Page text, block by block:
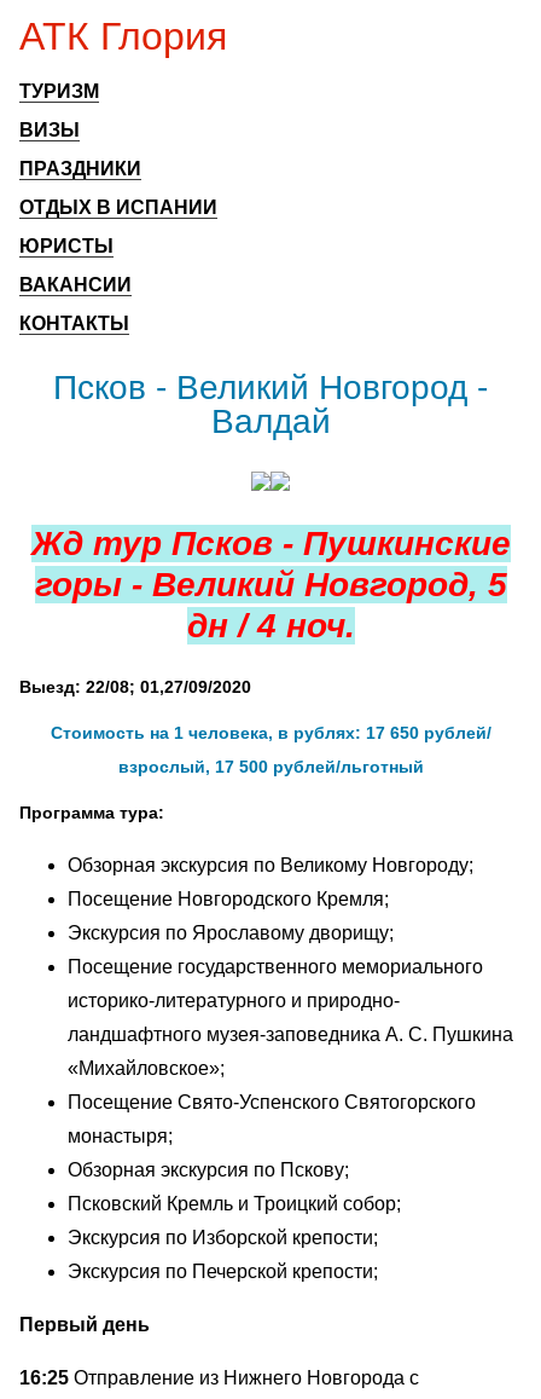
АТК Глория
ТУРИЗМ
ВИЗЫ
ПРАЗДНИКИ
ОТДЫХ В ИСПАНИИ
ЮРИСТЫ
ВАКАНСИИ
КОНТАКТЫ
Псков - Великий Новгород -
Валдай
Жд тур Псков - Пушкинские
горы - Великий Новгород, 5
дн / 4 ноч.
Выезд: 22/08; 01,27/09/2020
Стоимость на 1 человека, в рублях: 17 650 рублей/
взрослый, 17 500 рублей/льготный
Программа тура:
Обзорная экскурсия по Великому Новгороду;
Посещение Новгородского Кремля;
Экскурсия по Ярославому дворищу;
Посещение государственного мемориального
историко-литературного и природно-
ландшафтного музея-заповедника А. С. Пушкина
«Михайловское»;
Посещение Свято-Успенского Святогорского
монастыря;
Обзорная экскурсия по Пскову;
Псковский Кремль и Троицкий собор;
Экскурсия по Изборской крепости;
Экскурсия по Печерской крепости;
Первый день
16:25 Отправление из Нижнего Новгорода с